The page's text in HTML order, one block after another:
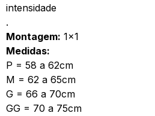
intensidade
.
Montagem: 1×1
Medidas:
P = 58 a 62cm
M = 62 a 65cm
G = 66 a 70cm
GG = 70 a 75cm